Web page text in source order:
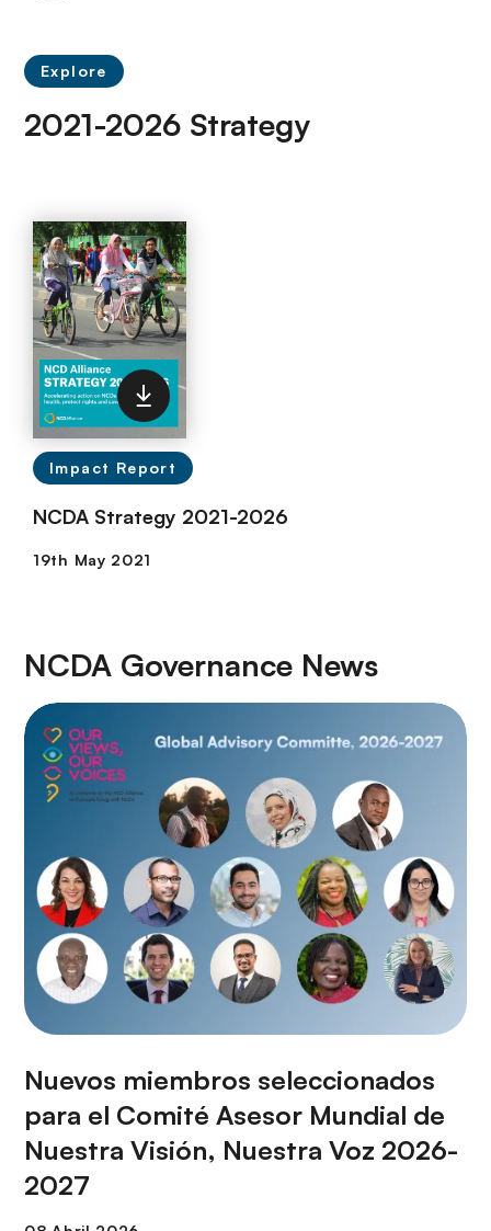
Explore
2021-2026 Strategy
Impact Report
NCDA Strategy 2021-2026
NCDA Governance News
Nuevos miembros seleccionados
para el Comité Asesor Mundial de
Nuestra Visión, Nuestra Voz 2026-
2027